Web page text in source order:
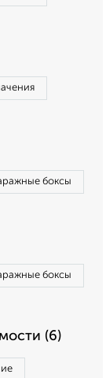
боксы
боксы
(6)